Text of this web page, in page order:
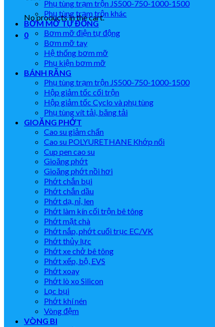
No products in the cart.
0
Phụ tùng trạm trộn JS500-750-1000-1500
Phụ tùng trạm trộn khác
BƠM MỠ TỰ ĐỘNG
Bơm mỡ điện tự động
Bơm mỡ tay
Hệ thống bơm mỡ
Phụ kiện bơm mỡ
BÁNH RĂNG
Phụ tùng trạm trộn JS500-750-1000-1500
Hộp giảm tốc cối trộn
Hộp giảm tốc Cyclo và phụ tùng
Phụ tùng vít tải, băng tải
GIOĂNG PHỚT
Cao su giảm chấn
Cao su POLYURETHANE Khớp nối
Cup pen cao su
Gioăng phớt
Gioăng phớt nồi hơi
Phớt chắn bụi
Phớt chắn dầu
Phớt dạ, nỉ, len
Phớt làm kín cối trộn bê tông
Phớt mặt chà
Phớt nắp, phớt cuối trục EC/VK
Phớt thủy lực
Phớt xe chở bê tông
Phớt xếp, bộ, EVS
Phớt xoay
Phớt lò xo Silicon
Lọc bụi
Phớt khí nén
Vòng đệm
VÒNG BI